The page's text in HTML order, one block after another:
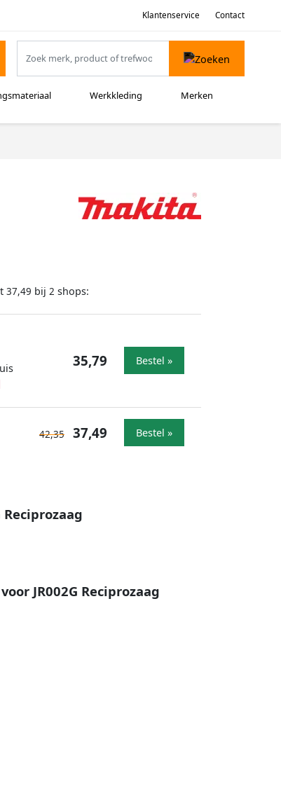
Klantenservice Contact
Werkkleding Merken
37,49 bij 2 shops:
35,79 Bestel »
42,35 37,49 Bestel »
JR002G Reciprozaag